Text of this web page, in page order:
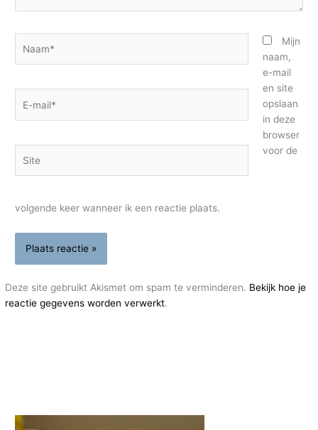
mail*
Mijn
naam,
e-mail
en site
opslaan
in deze
browser
voor de
volgende keer wanneer ik een reactie plaats.
Deze site gebruikt Akismet om spam te verminderen. Bekijk hoe je
reactie gegevens worden verwerkt.